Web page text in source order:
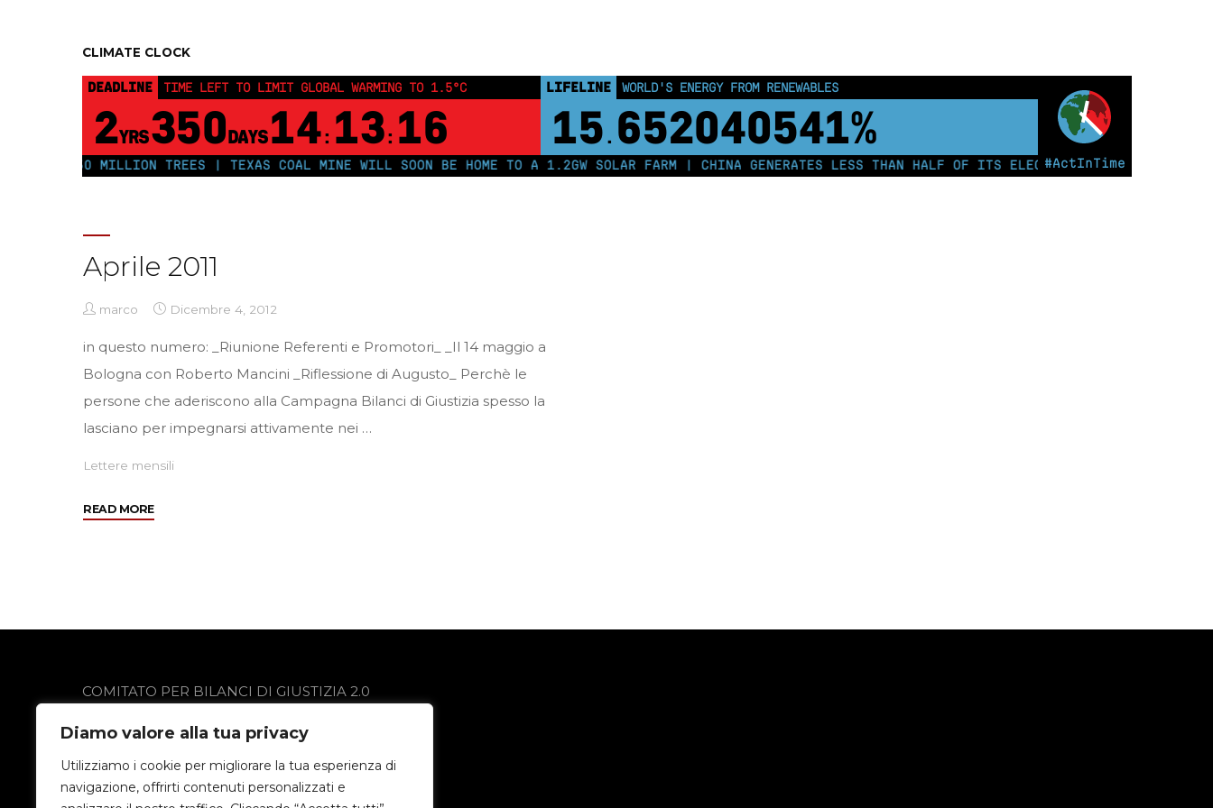
Diamo valore alla tua privacy
Utilizziamo i cookie per migliorare la tua esperienza di
navigazione, offrirti contenuti personalizzati e
CLIMATE CLOCK
#ActInTime
DEADLINE TIME LEFT TO LIMIT GLOBAL WARMING TO 1.5°C
2YRS350DAYS 14: 13: 16
LIFELINE WORLD'S ENERGY FROM RENEWABLES
15 . 652040546%
PLANT 250 MILLION TREES | TEXAS COAL MINE WILL SOON BE HOME TO A 1.2GW SOLAR FARM | CHINA GENERATES LESS THAN HALF OF ITS ELECTRICITY FROM COAL
Aprile 2011
marco Dicembre 4, 2012
in questo numero: _Riunione Referenti e Promotori_ _Il 14 maggio a
Bologna con Roberto Mancini _Riflessione di Augusto_ Perchè le
persone che aderiscono alla Campagna Bilanci di Giustizia spesso la
lasciano per impegnarsi attivamente nei …
Lettere mensili
READ MORE"Aprile
COMITATO PER BILANCI DI GIUSTIZIA 2.0
24021 Albino (BG)
Privacy Policy